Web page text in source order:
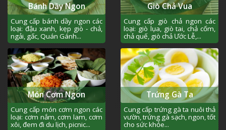
Bánh Dầy Ngon
Cung cấp bánh dầy ngon các
loại: đậu xanh, kẹp giò - chả,
ngải, gấc, Quán Gánh...
Giò Chả Vua
Cung cấp giò chả ngon các
loại: giò lụa, giò tai, chả cốm,
chả quế, giò chả Ước Lễ,...
Món Cơm Ngon
Cung cấp món cơm ngon các
loại: cơm nắm, cơm lam, cơm
xôi, đem đi du lịch, picnic...
Trứng Gà Ta
Cung cấp trứng gà ta nuôi thả
vườn, trứng gà sạch, ngon, tốt
cho sức khỏe...